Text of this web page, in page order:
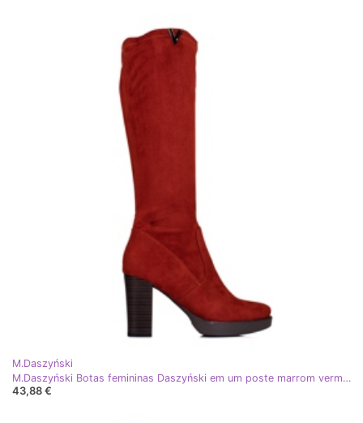
M.Daszyński
M.Daszyński Botas femininas Daszyński em um poste marrom vermelho
43,88 €